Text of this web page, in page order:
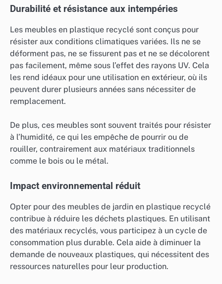
Durabilité et résistance aux intempéries
Les meubles en plastique recyclé sont conçus pour
résister aux conditions climatiques variées. Ils ne se
déforment pas, ne se fissurent pas et ne se décolorent
pas facilement, même sous l’effet des rayons UV. Cela
les rend idéaux pour une utilisation en extérieur, où ils
peuvent durer plusieurs années sans nécessiter de
remplacement.
De plus, ces meubles sont souvent traités pour résister
à l’humidité, ce qui les empêche de pourrir ou de
rouiller, contrairement aux matériaux traditionnels
comme le bois ou le métal.
Impact environnemental réduit
Opter pour des meubles de jardin en plastique recyclé
contribue à réduire les déchets plastiques. En utilisant
des matériaux recyclés, vous participez à un cycle de
consommation plus durable. Cela aide à diminuer la
demande de nouveaux plastiques, qui nécessitent des
ressources naturelles pour leur production.